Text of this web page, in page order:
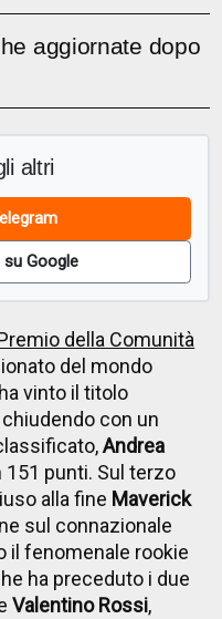
aggiornate dopo
altri
Google
della Comunità
del mondo
ha vinto il titolo
con un
Andrea
punti. Sul terzo
alla fine Maverick
sul connazionale
il fenomenale rookie
ha preceduto i due
Valentino Rossi,